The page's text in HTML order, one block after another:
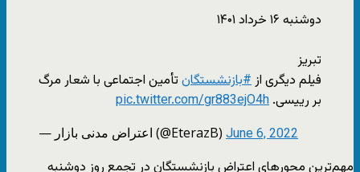
دوشنبه ۱۶ خرداد ۱۴۰۱
تبریز
فیلم دیگری از#بازنشستگان تأمین اجتماعی با شعار مرگ
بر رییسی. pic.twitter.com/gr883ejO4h
— اعتراض مدنی بازار (@EterazB) June 6, 2022
مهم‌ترین محورهای اعتراض بازنشستگان در تجمع روز دوشنبه